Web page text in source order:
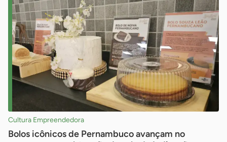
Cultura Empreendedora
Bolos icônicos de Pernambuco avançam no